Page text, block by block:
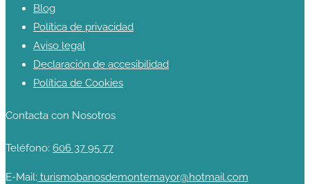
Blog
Política de privacidad
Aviso legal
Declaración de accesibilidad
Política de Cookies
Contacta con Nosotros
Teléfono: 606 37 95 77
E-Mail: turismobanosdemontemayor@hotmail.com